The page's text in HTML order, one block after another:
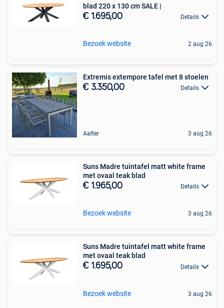
blad 220 x 130 cm SALE |
€ 1.695,00 Details
Bezoek website 2 aug 26
Extremis extempore tafel met 8 stoelen
€ 3.350,00 Details
Aalter 3 aug 26
Suns Madre tuintafel matt white frame
met ovaal teak blad
€ 1.965,00 Details
Bezoek website 3 aug 26
Suns Madre tuintafel matt white frame
met ovaal teak blad
€ 1.695,00 Details
Bezoek website 3 aug 26